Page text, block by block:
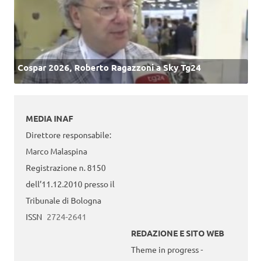
Cospar 2026, Roberto Ragazzoni a Sky Tg24
MEDIA INAF
Direttore responsabile:
Marco Malaspina
Registrazione n. 8150
dell’11.12.2010 presso il
Tribunale di Bologna
ISSN 2724-2641
REDAZIONE E SITO WEB
Theme in progress -